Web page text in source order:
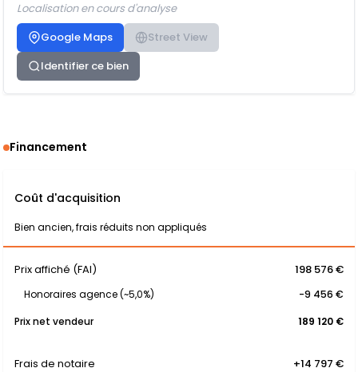
Localisation en cours d'analyse
Google Maps
Street View
Identifier ce bien
Financement
Coût d'acquisition
Bien ancien, frais réduits non appliqués
Prix affiché (FAI) 198 576 €
Honoraires agence (~5,0%)
-9 456 €
Prix net vendeur
189 120 €
Frais de notaire +14 797 €